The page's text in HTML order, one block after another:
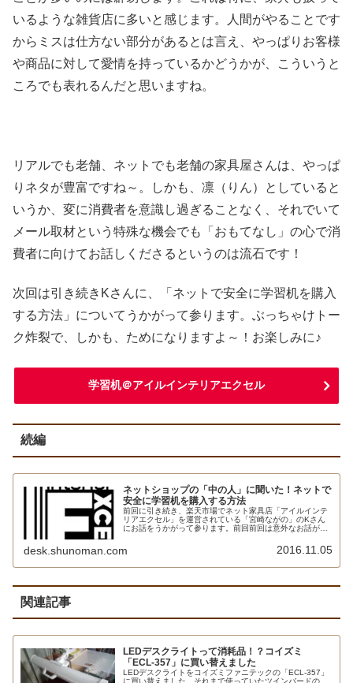
いるような雑貨店に多いと感じます。人間がやることです
からミスは仕方ない部分があるとは言え、やっぱりお客様
や商品に対して愛情を持っているかどうかが、こういうと
ころでも表れるんだと思いますね。
リアルでも老舗、ネットでも老舗の家具屋さんは、やっぱ
りネタが豊富ですね～。しかも、凛（りん）としていると
いうか、変に消費者を意識し過ぎることなく、それでいて
メール取材という特殊な機会でも「おもてなし」の心で消
費者に向けてお話しくださるというのは流石です！
次回は引き続きKさんに、「ネットで安全に学習机を購入
する方法」についてうかがって参ります。ぶっちゃけトー
ク炸裂で、しかも、ためになりますよ～！お楽しみに♪
学習机＠アイルインテリアエクセル
続編
ネットショップの「中の人」に聞いた！ネットで
安全に学習机を購入する方法
前回に引き続き、楽天市場でネット家具店「アイルインテ
リアエクセル」を運営されている「宮崎ながの」のKさん
にお話をうかがって参ります。前回前回は意外なお話が満
desk.shunoman.com 2016.11.05
関連記事
LEDデスクライトって消耗品！？コイズミ
「ECL-357」に買い替えました
LEDデスクライトをコイズミファニテックの「ECL-357」
に買い替えました。それまで使っていたツインバードの